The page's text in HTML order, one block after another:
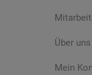
Über uns
Mein